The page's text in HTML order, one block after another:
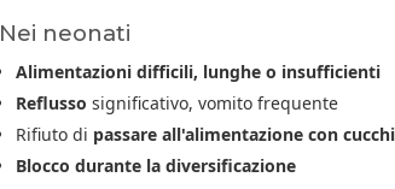
Nei neonati
Alimentazioni difficili, lunghe o insufficienti
Reflusso significativo, vomito frequente
Rifiuto di passare all'alimentazione con
Blocco durante la diversificazione